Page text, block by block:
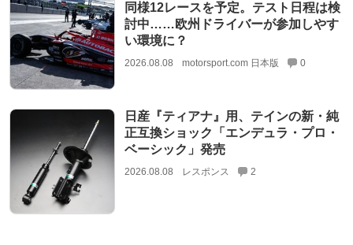
同様12レースを予定。テスト日程は検
討中……欧州ドライバーが参加しやす
い環境に？
2026.08.08 motorsport.com 日本版 0
日産『ティアナ』用、テインの新・純
正互換ショック「エンデュラ・プロ・
ベーシック」発売
2026.08.08 レスポンス 2